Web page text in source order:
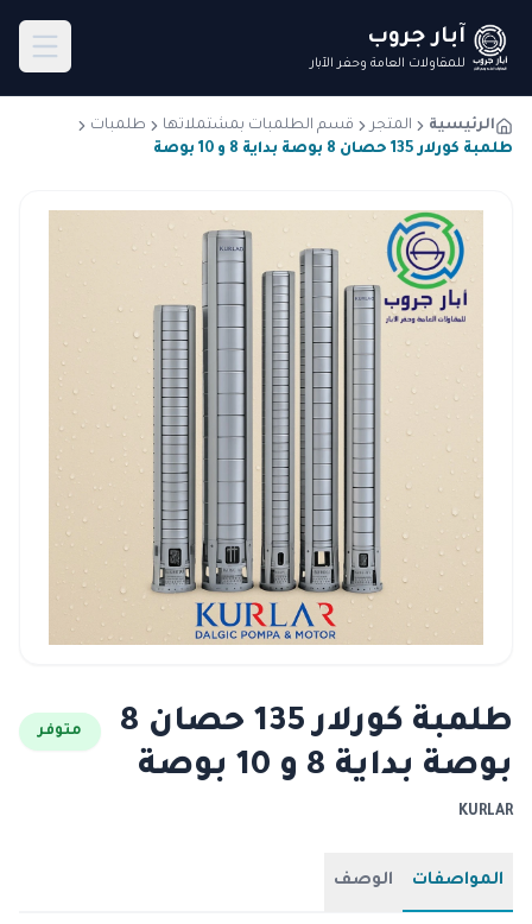
آبار جروب
للمقاولات العامة وحفر الآبار
الرئيسية المتجر قسم الطلمبات بمشتملاتها
طلمبات
طلمبة كورلار 135 حصان 8 بوصة بداية 8 و 10 بوصة
طلمبة كورلار 135 حصان 8
بوصة بداية 8 و 10 بوصة
متوفر
KURLAR
المواصفات الوصف